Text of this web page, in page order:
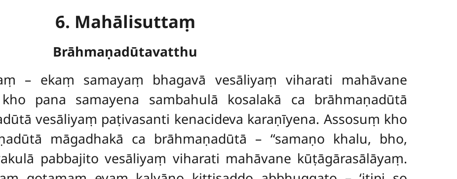
6. Mahālisuttaṃ
Brāhmaṇadūtavatthu
– ekaṃ samayaṃ bhagavā vesāliyaṃ viharati mahāvane
pana samayena sambahulā kosalakā ca brāhmaṇadūtā
vesāliyaṃ paṭivasanti kenacideva karaṇīyena. Assosuṃ kho
māgadhakā ca brāhmaṇadūtā – ‘‘samaṇo khalu, bho,
pabbajito vesāliyaṃ viharati mahāvane kūṭāgārasālāyaṃ.